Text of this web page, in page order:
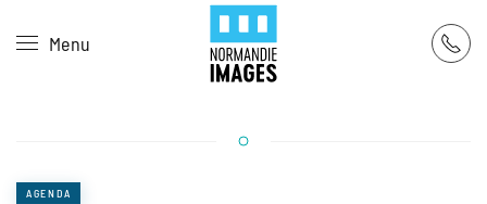
Skip to main content
Menu
AGENDA
Panneau de gestion des cookies